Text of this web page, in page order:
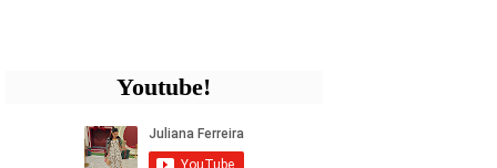
Youtube!